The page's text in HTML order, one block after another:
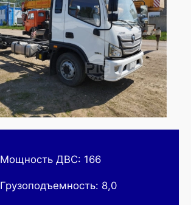
Мощность ДВС: 166
Грузоподъемность: 8,0